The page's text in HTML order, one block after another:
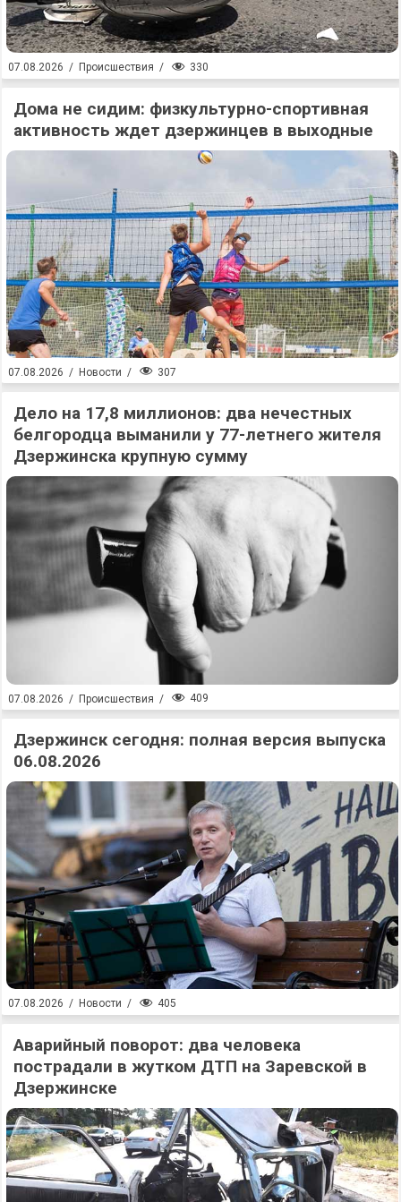
07.08.2026 / Происшествия / 330
Дома не сидим: физкультурно-спортивная
активность ждет дзержинцев в выходные
07.08.2026 / Новости / 307
Дело на 17,8 миллионов: два нечестных
белгородца выманили у 77-летнего жителя
Дзержинска крупную сумму
07.08.2026 / Происшествия / 409
Дзержинск сегодня: полная версия выпуска
06.08.2026
07.08.2026 / Новости / 405
Аварийный поворот: два человека
пострадали в жутком ДТП на Заревской в
Дзержинске